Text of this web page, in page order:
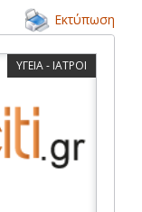
Εκτύπωση
ΥΓΕΙΑ - ΙΑΤΡΟΙ